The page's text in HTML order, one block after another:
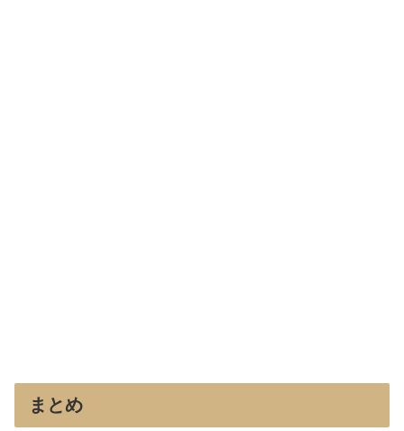
まとめ